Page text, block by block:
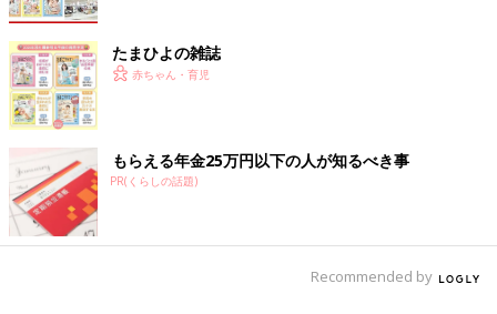
ます。
「なおさんは“みんなが、お母さんと呼んでいるからといって、
お母さんと呼ぶ必要はないよ”と言ってくれました。
また“小春にとってお母さんと言って思い浮かぶのはだれ？”と聞
かれて、“自分を産んでくれた人がお母さんで、大好きな乳児院
の先生はママ”と答えました。お母さんという存在を呼ぶための
代名詞がうまっているということで、私は“なおさん”と呼ぶこと
にしました」（小春さん）
たまひよの雑誌
赤ちゃん・育児
もらえる年金25万円以下の人が知るべき事
PR(くらしの話題)
Recommended by